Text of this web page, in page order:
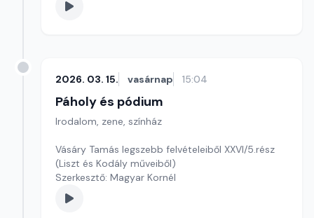
2026. 03. 15. vasárnap 15:04
Páholy és pódium
Irodalom, zene, színház
Vásáry Tamás legszebb felvételeiből XXVI/5.rész
(Liszt és Kodály műveiből)
Szerkesztő: Magyar Kornél